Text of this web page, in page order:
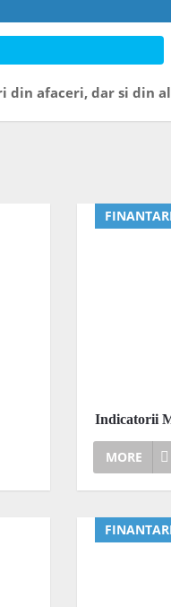
din afaceri, dar si din
Indicatorii
MORE